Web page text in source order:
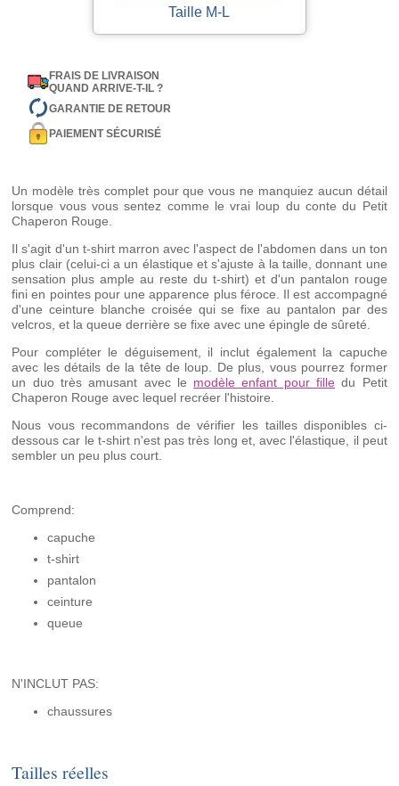
Taille M-L
FRAIS DE LIVRAISON
QUAND ARRIVE-T-IL ?
GARANTIE DE RETOUR
PAIEMENT SÉCURISÉ
Un modèle très complet pour que vous ne manquiez aucun détail
lorsque vous vous sentez comme le vrai loup du conte du Petit
Chaperon Rouge.
Il s'agit d'un t-shirt marron avec l'aspect de l'abdomen dans un ton
plus clair (celui-ci a un élastique et s'ajuste à la taille, donnant une
sensation plus ample au reste du t-shirt) et d'un pantalon rouge
fini en pointes pour une apparence plus féroce. Il est accompagné
d'une ceinture blanche croisée qui se fixe au pantalon par des
velcros, et la queue derrière se fixe avec une épingle de sûreté.
Pour compléter le déguisement, il inclut également la capuche
avec les détails de la tête de loup. De plus, vous pourrez former
un duo très amusant avec le modèle enfant pour fille du Petit
Chaperon Rouge avec lequel recréer l'histoire.
Nous vous recommandons de vérifier les tailles disponibles ci-
dessous car le t-shirt n'est pas très long et, avec l'élastique, il peut
sembler un peu plus court.
Comprend:
capuche
t-shirt
pantalon
ceinture
queue
N'INCLUT PAS:
chaussures
Tailles réelles